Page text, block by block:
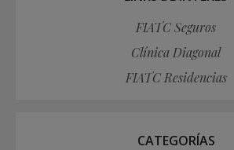
FIATC Seguros
Clínica Diagonal
FIATC Residencias
CATEGORÍAS